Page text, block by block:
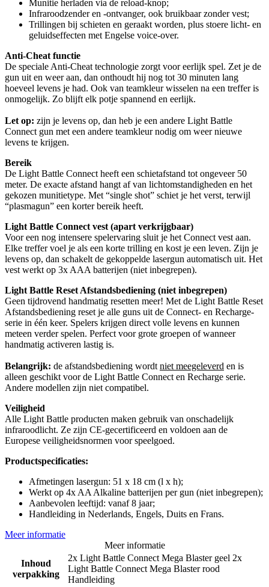
Munitie herladen via de reload-knop;
Infraroodzender en -ontvanger, ook bruikbaar zonder vest;
Trillingen bij schieten en geraakt worden, plus stoere licht- en
geluidseffecten met Engelse voice-over.
Anti-Cheat functie
De speciale Anti-Cheat technologie zorgt voor eerlijk spel. Zet je de
gun uit en weer aan, dan onthoudt hij nog tot 30 minuten lang
hoeveel levens je had. Ook van teamkleur wisselen na een treffer is
onmogelijk. Zo blijft elk potje spannend en eerlijk.
Let op: zijn je levens op, dan heb je een andere Light Battle
Connect gun met een andere teamkleur nodig om weer nieuwe
levens te krijgen.
Bereik
De Light Battle Connect heeft een schietafstand tot ongeveer 50
meter. De exacte afstand hangt af van lichtomstandigheden en het
gekozen munitietype. Met “single shot” schiet je het verst, terwijl
“plasmagun” een korter bereik heeft.
Light Battle Connect vest (apart verkrijgbaar)
Voor een nog intensere spelervaring sluit je het Connect vest aan.
Elke treffer voel je als een korte trilling en kost je een leven. Zijn je
levens op, dan schakelt de gekoppelde lasergun automatisch uit. Het
vest werkt op 3x AAA batterijen (niet inbegrepen).
Light Battle Reset Afstandsbediening (niet inbegrepen)
Geen tijdrovend handmatig resetten meer! Met de Light Battle Reset
Afstandsbediening reset je alle guns uit de Connect- en Recharge-
serie in één keer. Spelers krijgen direct volle levens en kunnen
meteen verder spelen. Perfect voor grote groepen of wanneer
handmatig activeren lastig is.
Belangrijk: de afstandsbediening wordtniet meegeleverd en is
alleen geschikt voor de Light Battle Connect en Recharge serie.
Andere modellen zijn niet compatibel.
Veiligheid
Alle Light Battle producten maken gebruik van onschadelijk
infraroodlicht. Ze zijn CE-gecertificeerd en voldoen aan de
Europese veiligheidsnormen voor speelgoed.
Productspecificaties:
Afmetingen lasergun: 51 x 18 cm (l x h);
Werkt op 4x AA Alkaline batterijen per gun (niet inbegrepen);
Aanbevolen leeftijd: vanaf 8 jaar;
Handleiding in Nederlands, Engels, Duits en Frans.
Meer informatie
Meer informatie
Inhoud
verpakking
2x Light Battle Connect Mega Blaster geel 2x
Light Battle Connect Mega Blaster rood
Handleiding